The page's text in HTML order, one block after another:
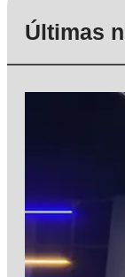
Últimas